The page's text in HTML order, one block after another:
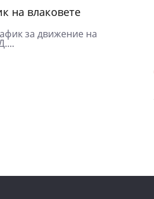
на влаковете
за движение на